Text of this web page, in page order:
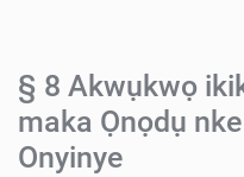
§ 8 Akwụkwọ
maka Ọnọdụ
Onyinye